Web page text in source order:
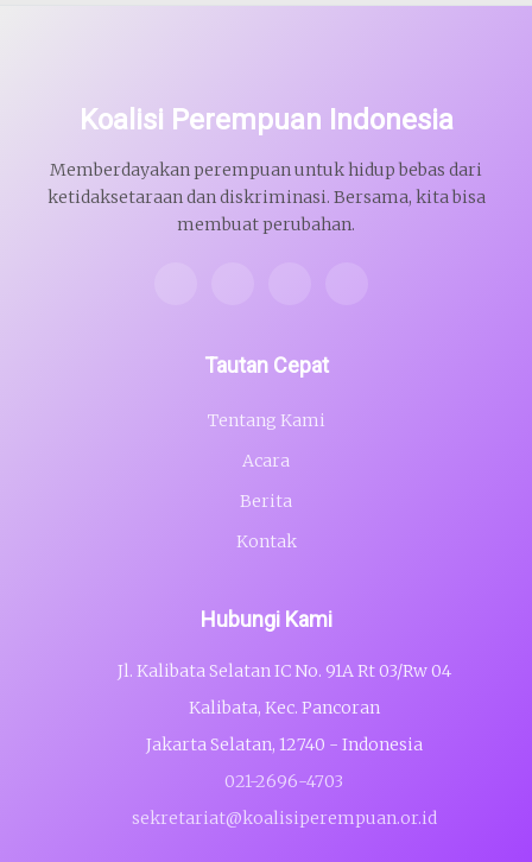
Koalisi Perempuan Indonesia
Memberdayakan perempuan untuk hidup bebas dari
ketidaksetaraan dan diskriminasi. Bersama, kita bisa
membuat perubahan.
Tautan Cepat
Tentang Kami
Acara
Berita
Kontak
Hubungi Kami
Jl. Kalibata Selatan IC No. 91A Rt 03/Rw 04
Kalibata, Kec. Pancoran
Jakarta Selatan, 12740 - Indonesia
021-2696-4703
sekretariat@koalisiperempuan.or.id